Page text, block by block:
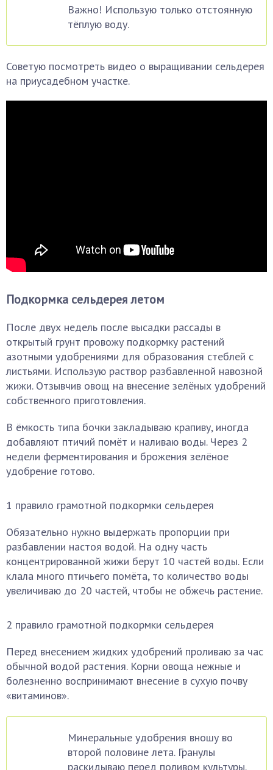
Важно! Использую только отстоянную
тёплую воду.
Советую посмотреть видео о выращивании сельдерея
на приусадебном участке.
Подкормка сельдерея летом
После двух недель после высадки рассады в
открытый грунт провожу подкормку растений
азотными удобрениями для образования стеблей с
листьями. Использую раствор разбавленной навозной
жижи. Отзывчив овощ на внесение зелёных удобрений
собственного приготовления.
В ёмкость типа бочки закладываю крапиву, иногда
добавляют птичий помёт и наливаю воды. Через 2
недели ферментирования и брожения зелёное
удобрение готово.
1 правило грамотной подкормки сельдерея
Обязательно нужно выдержать пропорции при
разбавлении настоя водой. На одну часть
концентрированной жижи берут 10 частей воды. Если
клала много птичьего помёта, то количество воды
увеличиваю до 20 частей, чтобы не обжечь растение.
2 правило грамотной подкормки сельдерея
Перед внесением жидких удобрений проливаю за час
обычной водой растения. Корни овоща нежные и
болезненно воспринимают внесение в сухую почву
«витаминов».
Минеральные удобрения вношу во
второй половине лета. Гранулы
раскидываю перед поливом культуры.